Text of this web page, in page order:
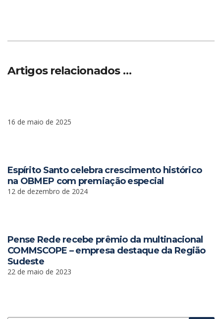
Artigos relacionados …
16 de maio de 2025
Espírito Santo celebra crescimento histórico
na OBMEP com premiação especial
12 de dezembro de 2024
Pense Rede recebe prêmio da multinacional
COMMSCOPE – empresa destaque da Região
Sudeste
22 de maio de 2023